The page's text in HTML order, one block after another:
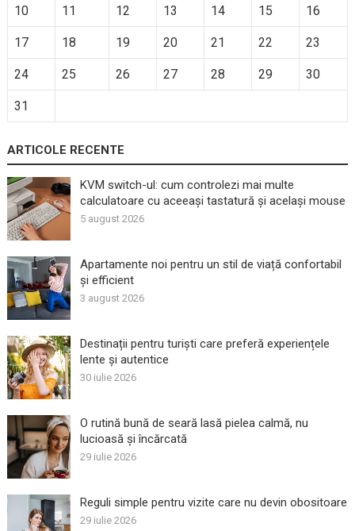
10 11 12 13 14 15 16
17 18 19 20 21 22 23
24 25 26 27 28 29 30
31
ARTICOLE RECENTE
KVM switch-ul: cum controlezi mai multe
calculatoare cu aceeași tastatură și același mouse
5 august 2026
Apartamente noi pentru un stil de viață confortabil
și efficient
3 august 2026
Destinații pentru turiști care preferă experiențele
lente și autentice
30 iulie 2026
O rutină bună de seară lasă pielea calmă, nu
lucioasă și încărcată
29 iulie 2026
Reguli simple pentru vizite care nu devin obositoare
29 iulie 2026